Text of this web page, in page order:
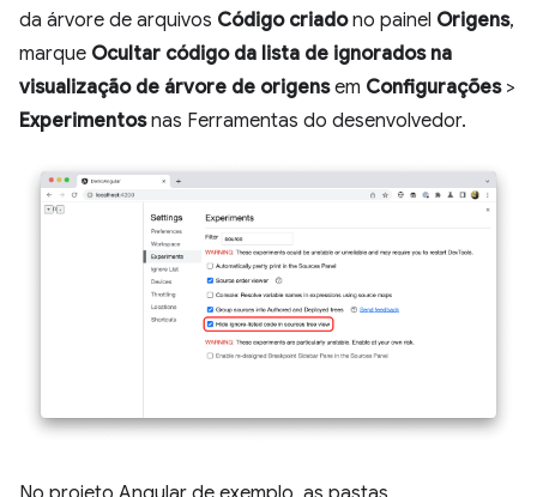
da árvore de arquivos Código criadono painel Origens,
marque Ocultar código da lista de ignorados na
visualização de árvore de origensem Configurações>
Experimentosnas Ferramentas do desenvolvedor.